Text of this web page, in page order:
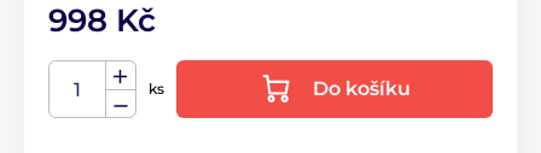
998 Kč
ks Do košíku